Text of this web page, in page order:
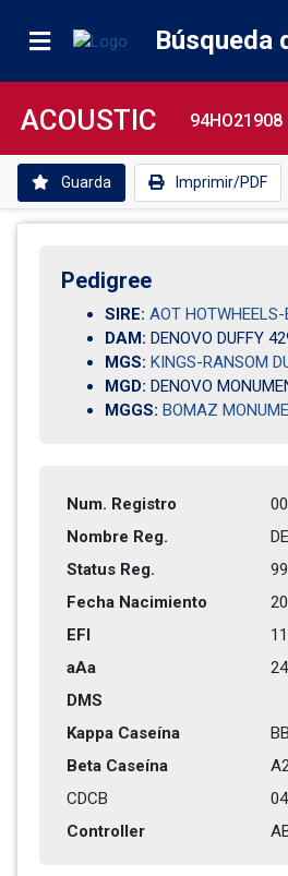
Búsqueda
ACOUSTIC 94HO21908
Guarda Imprimir/PDF
Pedigree
SIRE: AOT HOTWHEELS-
DAM: DENOVO DUFFY
MGS: KINGS-RANSOM
MGD: DENOVO
MGGS: BOMAZ
Num. Registro
Nombre Reg.
Status Reg.
Fecha Nacimiento
EFI
aAa
DMS
Kappa Caseína
BB
Beta Caseína
CDCB
Controller